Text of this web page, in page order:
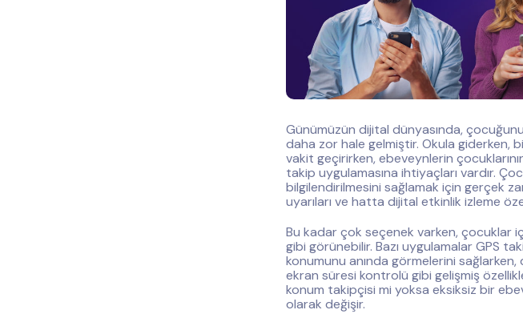
Günümüzün dijital dünyasında,
daha zor hale gelmiştir. Okula giderken,
vakit geçirirken, ebeveynlerin
takip uygulamasına ihtiyaçları vardır.
bilgilendirilmesini sağlamak için gerçek
uyarıları ve hatta dijital etkinlik izleme
Bu kadar çok seçenek varken, çocuklar
gibi görünebilir. Bazı uygulamalar GPS
konumunu anında görmelerini
ekran süresi kontrolü gibi gelişmiş
konum takipçisi mi yoksa eksiksiz bir
olarak değişir.